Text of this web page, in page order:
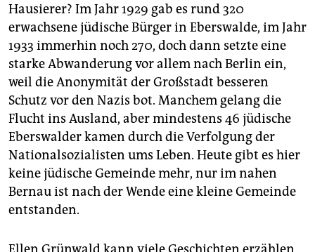
Hausierer? Im Jahr 1929 gab es rund 320
erwachsene jüdische Bürger in Eberswalde, im Jahr
1933 immerhin noch 270, doch dann setzte eine
starke Abwanderung vor allem nach Berlin ein,
weil die Anonymität der Großstadt besseren
Schutz vor den Nazis bot. Manchem gelang die
Flucht ins Ausland, aber mindestens 46 jüdische
Eberswalder kamen durch die Verfolgung der
Nationalsozialisten ums Leben. Heute gibt es hier
keine jüdische Gemeinde mehr, nur im nahen
Bernau ist nach der Wende eine kleine Gemeinde
entstanden.